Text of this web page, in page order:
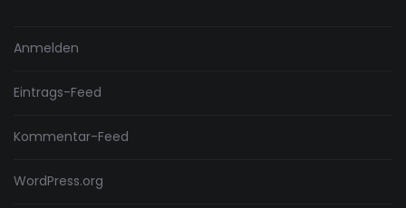
Anmelden
Eintrags-Feed
Kommentar-Feed
WordPress.org